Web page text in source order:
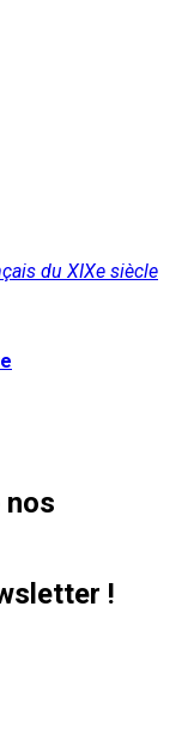
du XIXe siècle
!